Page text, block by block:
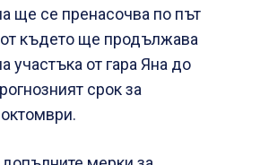
ще се пренасочва по път
от където ще продължава
участъка от гара Яна до
срок за